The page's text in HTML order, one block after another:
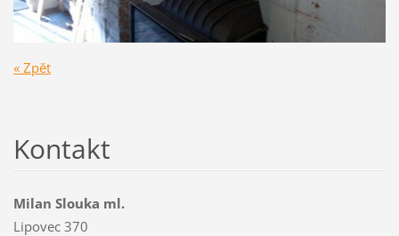
« Zpět
Kontakt
Milan Slouka ml.
Lipovec 370